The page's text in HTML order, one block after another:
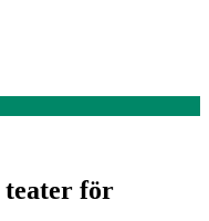
teater för